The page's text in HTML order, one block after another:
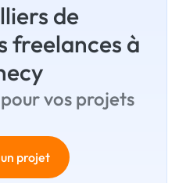
de
freelances à
vos projets
projet